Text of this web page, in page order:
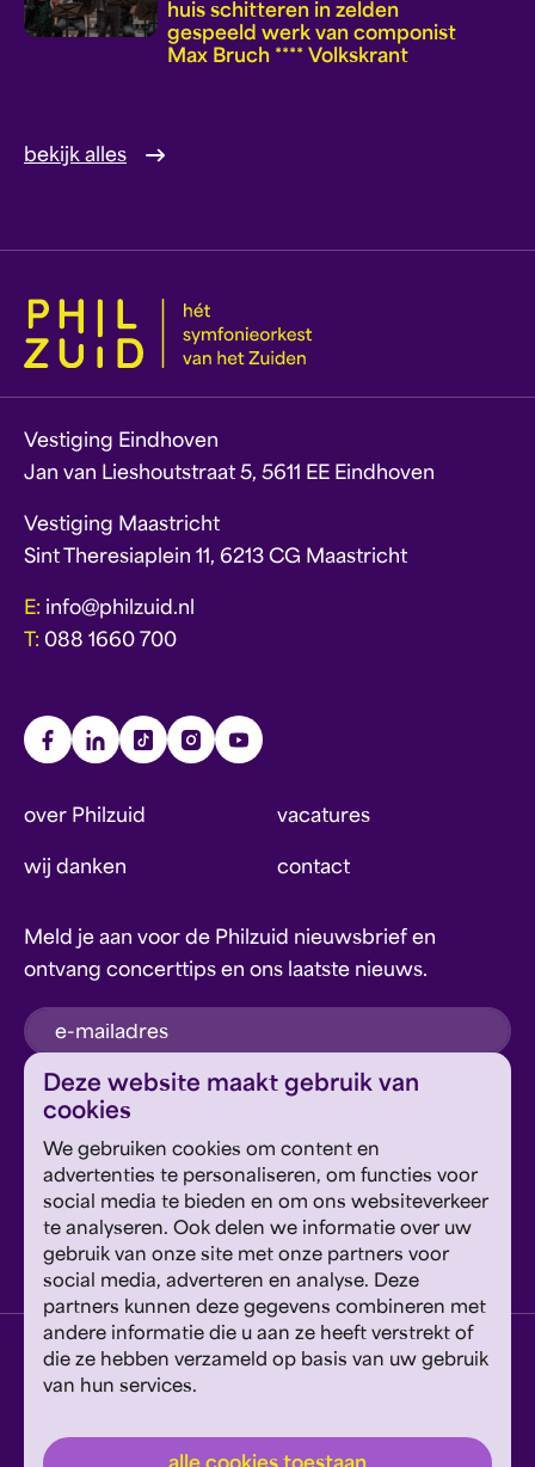
Deze website maakt gebruik van
cookies
We gebruiken cookies om content en
advertenties te personaliseren, om functies voor
social media te bieden en om ons websiteverkeer
te analyseren. Ook delen we informatie over uw
gebruik van onze site met onze partners voor
social media, adverteren en analyse. Deze
partners kunnen deze gegevens combineren met
andere informatie die u aan ze heeft verstrekt of
die ze hebben verzameld op basis van uw gebruik
van hun services.
huis schitteren in zelden
gespeeld werk van componist
Max Bruch **** Volkskrant
bekijk alles
Vestiging Eindhoven
Jan van Lieshoutstraat 5, 5611 EE Eindhoven
Vestiging Maastricht
Sint Theresiaplein 11, 6213 CG Maastricht
E: info@philzuid.nl
T: 088 1660 700
over Philzuid vacatures
wij danken contact
Meld je aan voor de Philzuid nieuwsbrief en
ontvang concerttips en ons laatste nieuws.
inschrijven
Google's Privacyverklaring en Servicevoorwaarden
van toepassing.
Geef om Philzuid en steun ons!
steun ons
privacyverklaring disclaimer cookies wijzigen
website door exitable
© philzuid